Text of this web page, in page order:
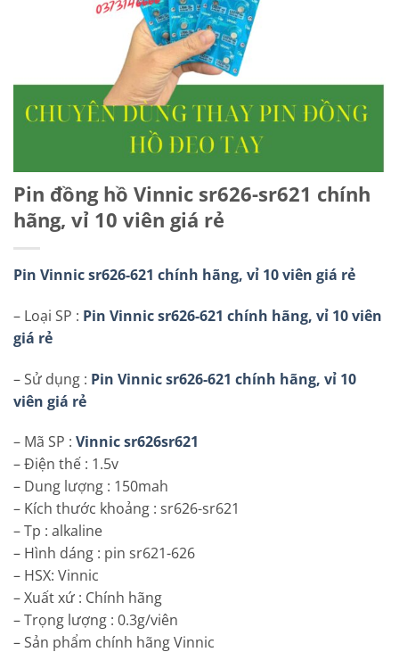
Pin đồng hồ Vinnic sr626-sr621 chính
hãng, vỉ 10 viên giá rẻ
Pin Vinnic sr626-621 chính hãng, vỉ 10 viên giá rẻ
– Loại SP : Pin Vinnic sr626-621 chính hãng, vỉ 10 viên
giá rẻ
– Sử dụng : Pin Vinnic sr626-621 chính hãng, vỉ 10
viên giá rẻ
– Mã SP : Vinnic sr626sr621
– Điện thế : 1.5v
– Dung lượng : 150mah
– Kích thước khoảng : sr626-sr621
– Tp : alkaline
– Hình dáng : pin sr621-626
– HSX: Vinnic
– Xuất xứ : Chính hãng
– Trọng lượng : 0.3g/viên
– Sản phẩm chính hãng Vinnic